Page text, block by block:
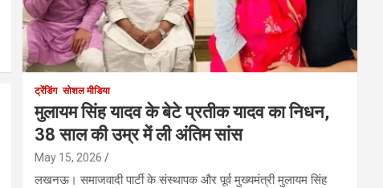
ट्रेंडिंग सोशल मीडिया
मुलायम सिंह यादव के बेटे प्रतीक यादव का निधन,
38 साल की उम्र में ली अंतिम सांस
May 15, 2026
लखनऊ। समाजवादी पार्टी के संस्थापक और पूर्व मुख्यमंत्री मुलायम सिंह